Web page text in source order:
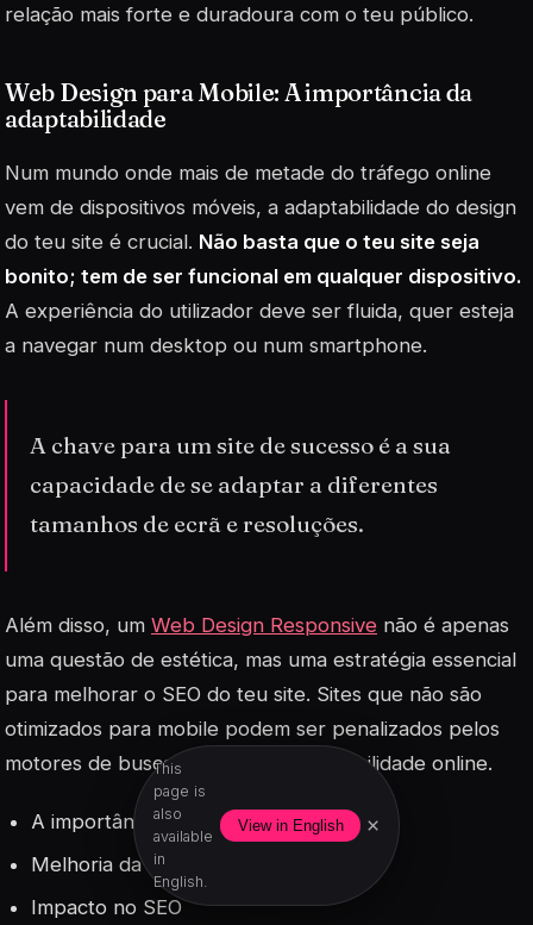
This
page is
also
available
in
English.
View in English ×
relação mais forte e duradoura com o teu público.
Web Design para Mobile: A importância da
adaptabilidade
Num mundo onde mais de metade do tráfego online
vem de dispositivos móveis, a adaptabilidade do design
do teu site é crucial. Não basta que o teu site seja
bonito; tem de ser funcional em qualquer dispositivo.
A experiência do utilizador deve ser fluida, quer esteja
a navegar num desktop ou num smartphone.
A chave para um site de sucesso é a sua
capacidade de se adaptar a diferentes
tamanhos de ecrã e resoluções.
Além disso, um Web Design Responsive não é apenas
uma questão de estética, mas uma estratégia essencial
para melhorar o SEO do teu site. Sites que não são
otimizados para mobile podem ser penalizados pelos
motores de busca, afetando a tua visibilidade online.
A importância de um design responsivo
Melhoria da experiência do utilizador
Impacto no SEO